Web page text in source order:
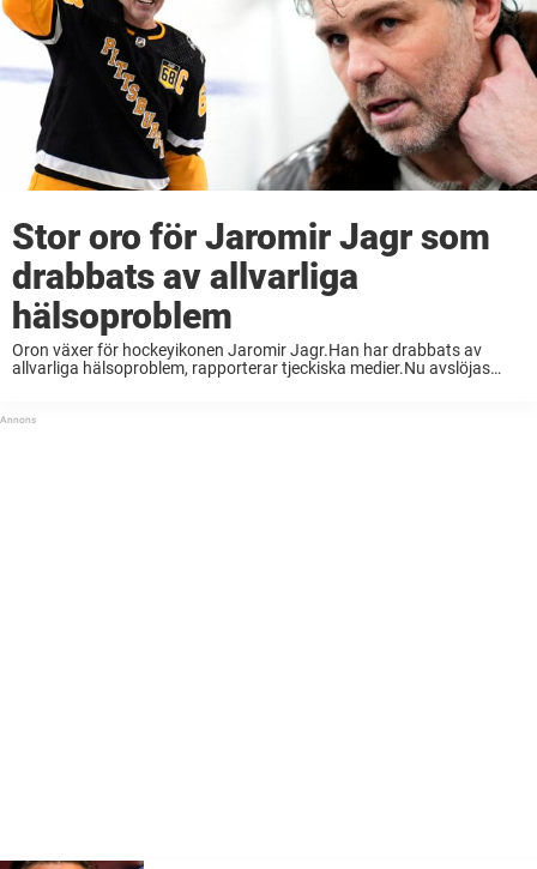
Stor oro för Jaromir Jagr som
drabbats av allvarliga
hälsoproblem
Oron växer för hockeyikonen Jaromir Jagr.Han har drabbats av
allvarliga hälsoproblem, rapporterar tjeckiska medier.Nu avslöjas
spelar faktiskt ...